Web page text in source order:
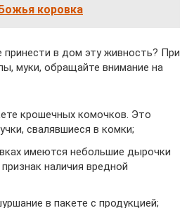
коровка
в дом эту живность? При
муки, обращайте внимание на
крошечных комочков. Это
свалявшиеся в комки;
имеются небольшие дырочки
наличия вредной
в пакете с продукцией;